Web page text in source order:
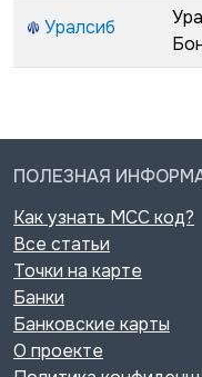
Уралсиб
ПОЛЕЗНАЯ
Как узнать MCC код?
Все статьи
Точки на карте
Банки
Банковские карты
О проекте